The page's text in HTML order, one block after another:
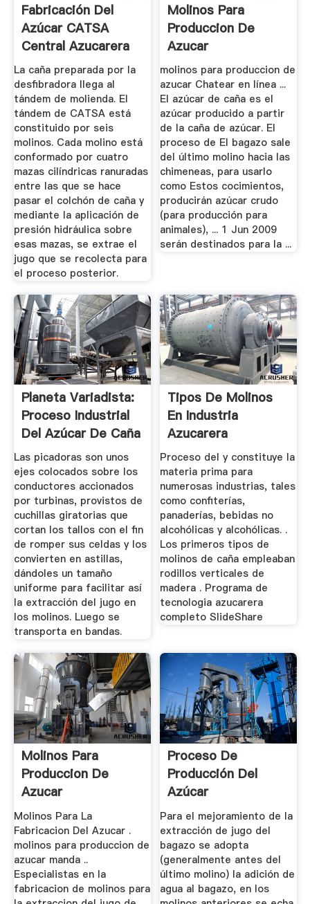
Fabricación Del
Azúcar CATSA
Central Azucarera
...
La caña preparada por la
desfibradora llega al
tándem de molienda. El
tándem de CATSA está
constituido por seis
molinos. Cada molino está
conformado por cuatro
mazas cilíndricas ranuradas
entre las que se hace
pasar el colchón de caña y
mediante la aplicación de
presión hidráulica sobre
esas mazas, se extrae el
jugo que se recolecta para
el proceso posterior.
Molinos Para
Produccion De
Azucar
molinos para produccion de
azucar Chatear en línea ...
El azúcar de caña es el
azúcar producido a partir
de la caña de azúcar. El
proceso de El bagazo sale
del último molino hacia las
chimeneas, para usarlo
como Estos cocimientos,
producirán azúcar crudo
(para producción para
animales), ... 1 Jun 2009
serán destinados para la ...
Planeta Variadista:
Proceso Industrial
Del Azúcar De Caña
Las picadoras son unos
ejes colocados sobre los
conductores accionados
por turbinas, provistos de
cuchillas giratorias que
cortan los tallos con el fin
de romper sus celdas y los
convierten en astillas,
dándoles un tamaño
uniforme para facilitar así
la extracción del jugo en
los molinos. Luego se
transporta en bandas.
Tipos De Molinos
En Industria
Azucarera
Proceso del y constituye la
materia prima para
numerosas industrias, tales
como confiterías,
panaderías, bebidas no
alcohólicas y alcohólicas. .
Los primeros tipos de
molinos de caña empleaban
rodillos verticales de
madera . Programa de
tecnologia azucarera
completo SlideShare
Molinos Para
Produccion De
Azucar
Molinos Para La
Fabricacion Del Azucar .
molinos para produccion de
azucar manda ..
Especialistas en la
fabricacion de molinos para
Proceso De
Producción Del
Azúcar
Para el mejoramiento de la
extracción de jugo del
bagazo se adopta
(generalmente antes del
último molino) la adición de
agua al bagazo, en los